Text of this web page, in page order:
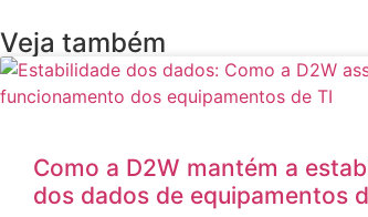
Veja também
Como a D2W mantém a
dos dados de equipamentos